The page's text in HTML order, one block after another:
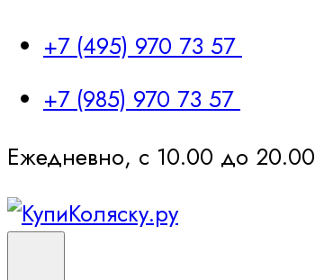
+7 (495) 970 73 57
+7 (985) 970 73 57
Ежедневно, с 10.00 до 20.00